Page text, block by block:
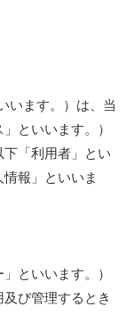
います。）は、当
といいます。）
「利用者」とい
報」といいま
といいます。）
び管理するとき